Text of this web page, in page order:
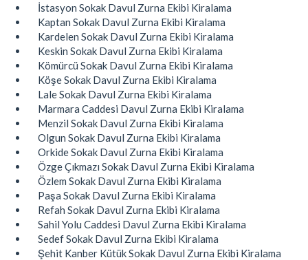
İstasyon Sokak Davul Zurna Ekibi Kiralama
Kaptan Sokak Davul Zurna Ekibi Kiralama
Kardelen Sokak Davul Zurna Ekibi Kiralama
Keskin Sokak Davul Zurna Ekibi Kiralama
Kömürcü Sokak Davul Zurna Ekibi Kiralama
Köşe Sokak Davul Zurna Ekibi Kiralama
Lale Sokak Davul Zurna Ekibi Kiralama
Marmara Caddesi Davul Zurna Ekibi Kiralama
Menzil Sokak Davul Zurna Ekibi Kiralama
Olgun Sokak Davul Zurna Ekibi Kiralama
Orkide Sokak Davul Zurna Ekibi Kiralama
Özge Çıkmazı Sokak Davul Zurna Ekibi Kiralama
Özlem Sokak Davul Zurna Ekibi Kiralama
Paşa Sokak Davul Zurna Ekibi Kiralama
Refah Sokak Davul Zurna Ekibi Kiralama
Sahil Yolu Caddesi Davul Zurna Ekibi Kiralama
Sedef Sokak Davul Zurna Ekibi Kiralama
Şehit Kanber Kütük Sokak Davul Zurna Ekibi Kiralama